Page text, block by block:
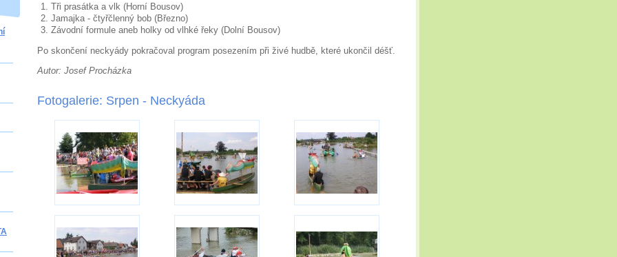
Tři prasátka a vlk (Horní Bousov)
Jamajka - čtyřčlenný bob (Březno)
Závodní formule aneb holky od vlhké řeky (Dolní Bousov)
Po skončení neckyády pokračoval program posezením při živé hudbě, které ukončil déšť.
Autor: Josef Procházka
Fotogalerie: Srpen - Neckyáda